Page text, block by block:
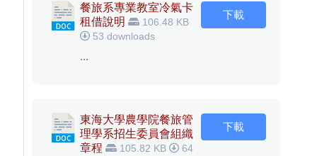
餐旅系專業教室冷氣卡
租借說明
106.48 KB
53 downloads
...
下載
東海大學農學院餐旅管
理學系招生委員會組織
章程
105.82 KB
64
下載